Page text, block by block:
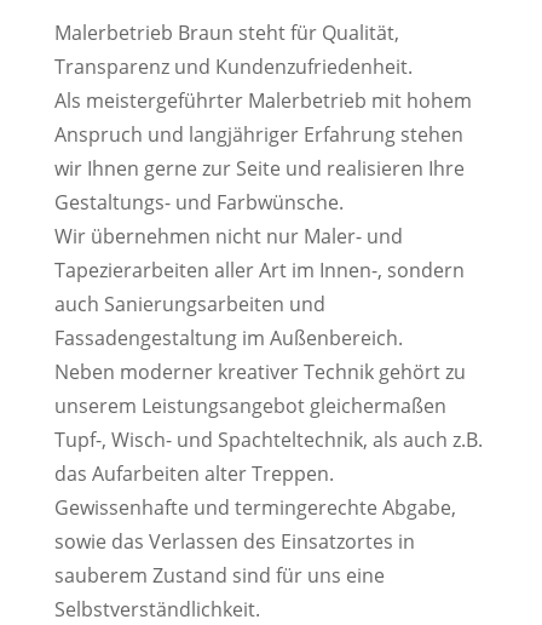
Malerbetrieb Braun steht für Qualität,
Transparenz und Kundenzufriedenheit.
Als meistergeführter Malerbetrieb mit hohem
Anspruch und langjähriger Erfahrung stehen
wir Ihnen gerne zur Seite und realisieren Ihre
Gestaltungs- und Farbwünsche.
Wir übernehmen nicht nur Maler- und
Tapezierarbeiten aller Art im Innen-, sondern
auch Sanierungsarbeiten und
Fassadengestaltung im Außenbereich.
Neben moderner kreativer Technik gehört zu
unserem Leistungsangebot gleichermaßen
Tupf-, Wisch- und Spachteltechnik, als auch z.B.
das Aufarbeiten alter Treppen.
Gewissenhafte und termingerechte Abgabe,
sowie das Verlassen des Einsatzortes in
sauberem Zustand sind für uns eine
Selbstverständlichkeit.